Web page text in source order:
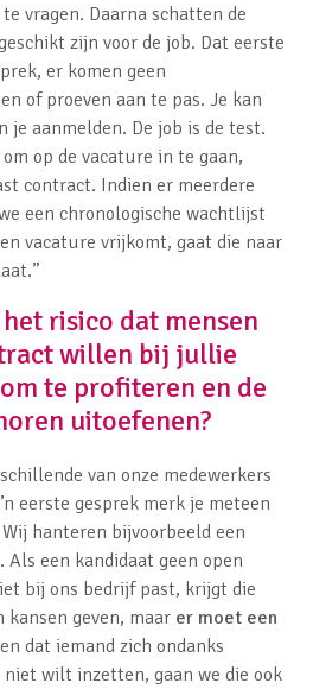
vragen. Daarna schatten de
zijn voor de job. Dat eerste
er komen geen
of proeven aan te pas. Je kan
je aanmelden. De job is de test.
op de vacature in te gaan,
contract. Indien er meerdere
een chronologische wachtlijst
vacature vrijkomt, gaat die naar
risico dat mensen
willen bij jullie
te profiteren en de
uitoefenen?
van onze medewerkers
eerste gesprek merk je meteen
hanteren bijvoorbeeld een
een kandidaat geen open
bij ons bedrijf past, krijgt die
geven, maar er moet een
dat iemand zich ondanks
wilt inzetten, gaan we die ook